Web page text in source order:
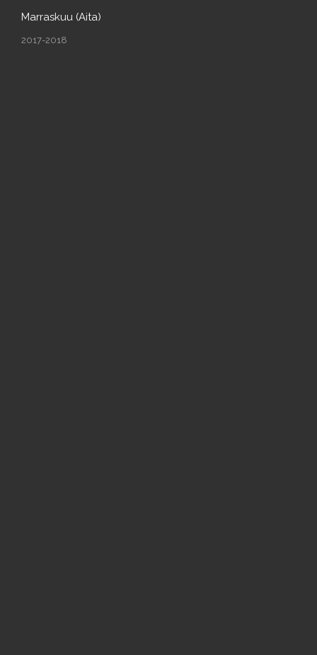
Marraskuu (Aita)
2017-2018